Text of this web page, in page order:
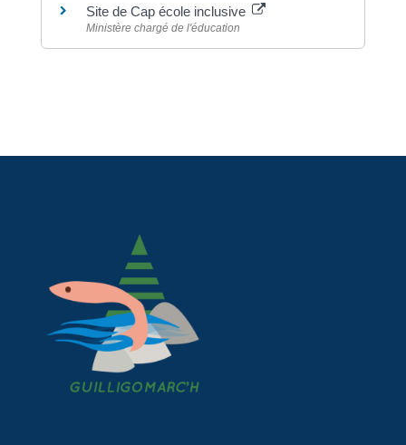
Site de Cap école inclusive
Ministère chargé de l'éducation